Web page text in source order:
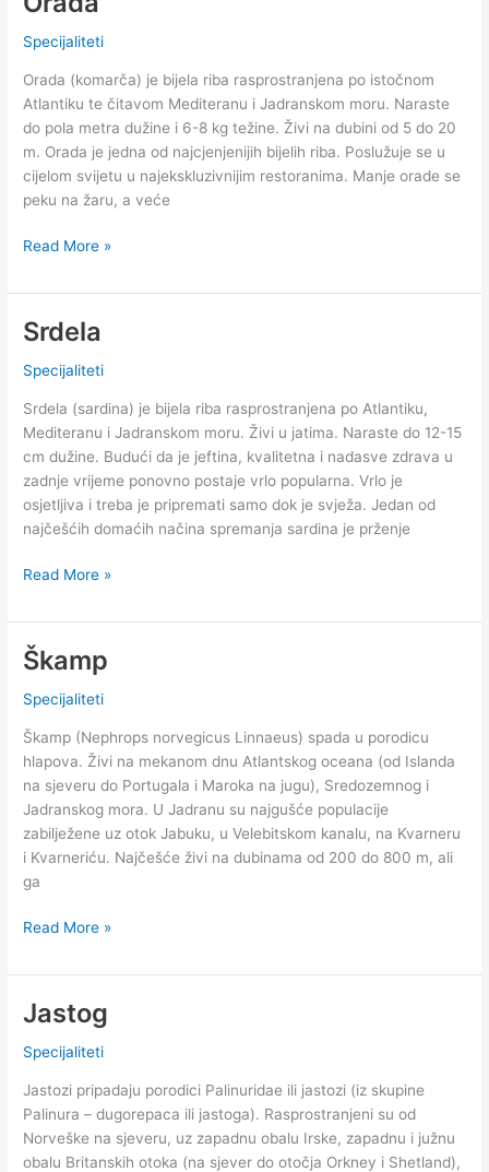
Specijaliteti
Orada (komarča) je bijela riba rasprostranjena po istočnom
Atlantiku te čitavom Mediteranu i Jadranskom moru. Naraste
do pola metra dužine i 6-8 kg težine. Živi na dubini od 5 do 20
m. Orada je jedna od najcjenjenijih bijelih riba. Poslužuje se u
cijelom svijetu u najekskluzivnijim restoranima. Manje orade se
peku na žaru, a veće
Orada
Read More »
Srdela
Specijaliteti
Srdela (sardina) je bijela riba rasprostranjena po Atlantiku,
Mediteranu i Jadranskom moru. Živi u jatima. Naraste do 12-15
cm dužine. Budući da je jeftina, kvalitetna i nadasve zdrava u
zadnje vrijeme ponovno postaje vrlo popularna. Vrlo je
osjetljiva i treba je pripremati samo dok je svježa. Jedan od
najčešćih domaćih načina spremanja sardina je prženje
Srdela
Read More »
Škamp
Specijaliteti
Škamp (Nephrops norvegicus Linnaeus) spada u porodicu
hlapova. Živi na mekanom dnu Atlantskog oceana (od Islanda
na sjeveru do Portugala i Maroka na jugu), Sredozemnog i
Jadranskog mora. U Jadranu su najgušće populacije
zabilježene uz otok Jabuku, u Velebitskom kanalu, na Kvarneru
i Kvarneriću. Najčešće živi na dubinama od 200 do 800 m, ali
ga
Škamp
Read More »
Jastog
Specijaliteti
Jastozi pripadaju porodici Palinuridae ili jastozi (iz skupine
Palinura – dugorepaca ili jastoga). Rasprostranjeni su od
Norveške na sjeveru, uz zapadnu obalu Irske, zapadnu i južnu
obalu Britanskih otoka (na sjever do otočja Orkney i Shetland),